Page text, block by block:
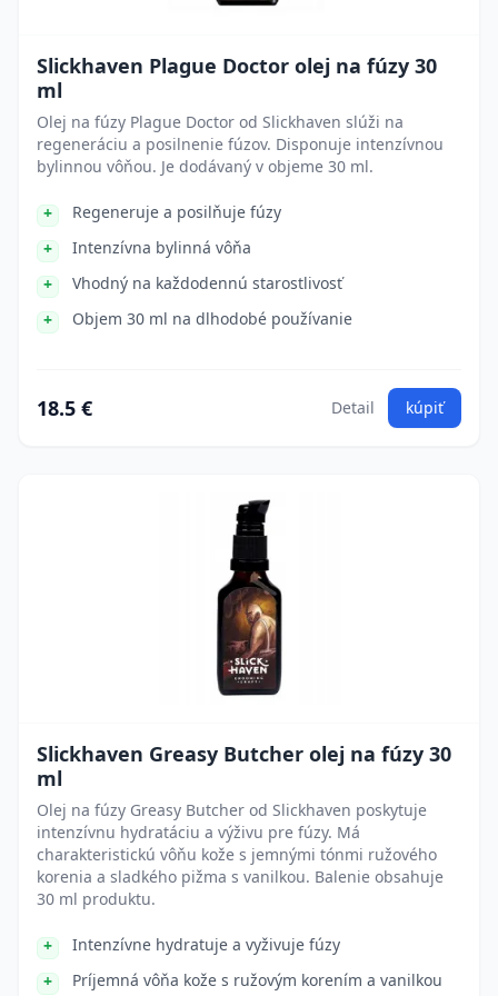
Slickhaven Plague Doctor olej na fúzy 30
ml
Olej na fúzy Plague Doctor od Slickhaven slúži na
regeneráciu a posilnenie fúzov. Disponuje intenzívnou
bylinnou vôňou. Je dodávaný v objeme 30 ml.
Regeneruje a posilňuje fúzy
Intenzívna bylinná vôňa
Vhodný na každodennú starostlivosť
Objem 30 ml na dlhodobé používanie
18.5 € Detail kúpiť
Slickhaven Greasy Butcher olej na fúzy 30
ml
Olej na fúzy Greasy Butcher od Slickhaven poskytuje
intenzívnu hydratáciu a výživu pre fúzy. Má
charakteristickú vôňu kože s jemnými tónmi ružového
korenia a sladkého pižma s vanilkou. Balenie obsahuje
30 ml produktu.
Intenzívne hydratuje a vyživuje fúzy
Príjemná vôňa kože s ružovým korením a vanilkou